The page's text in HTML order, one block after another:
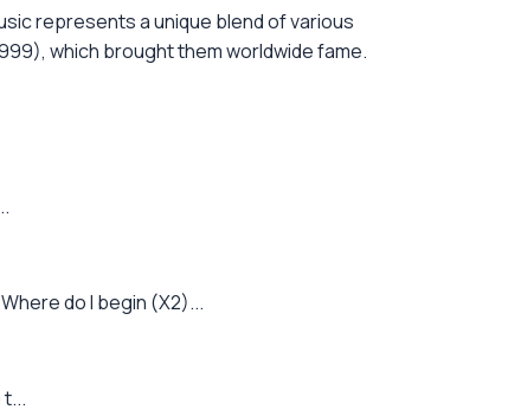
represents a unique blend of various
which brought them worldwide fame.
do I begin (X2)...